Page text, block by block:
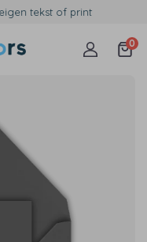
of print
0